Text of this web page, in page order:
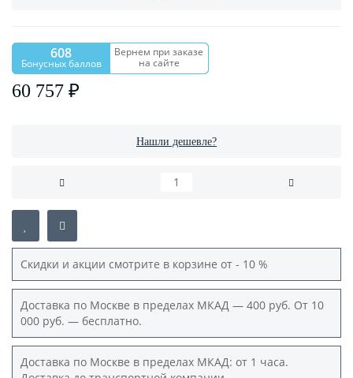
608
Бонусных баллов
Вернем при заказе
на сайте
60 757 ₽
Нашли дешевле?
Скидки и акции смотрите в корзине от - 10 %
Доставка по Москве в пределах МКАД — 400 руб. От 10
000 руб. — бесплатно.
Доставка по Москве в пределах МКАД: от 1 часа.